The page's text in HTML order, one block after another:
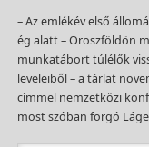
– Az emlékév első
ég alatt – Oroszföldön
munkatábort túlélők
leveleiből – a tárlat
címmel nemzetközi
most szóban forgó